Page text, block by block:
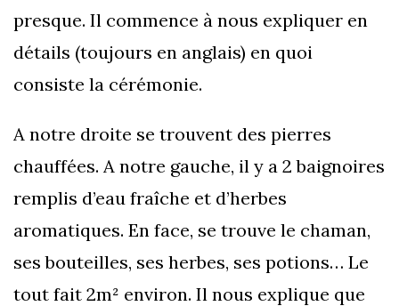
presque. Il commence à nous expliquer en
détails (toujours en anglais) en quoi
consiste la cérémonie.
A notre droite se trouvent des pierres
chauffées. A notre gauche, il y a 2 baignoires
remplis d’eau fraîche et d’herbes
aromatiques. En face, se trouve le chaman,
ses bouteilles, ses herbes, ses potions… Le
tout fait 2m² environ. Il nous explique que